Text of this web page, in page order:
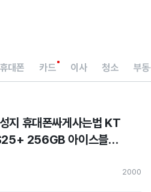
휴대폰 카드 이사 청소 부
지 휴대폰싸게사는법 KT
256GB 아이스블루)
후기)
2000